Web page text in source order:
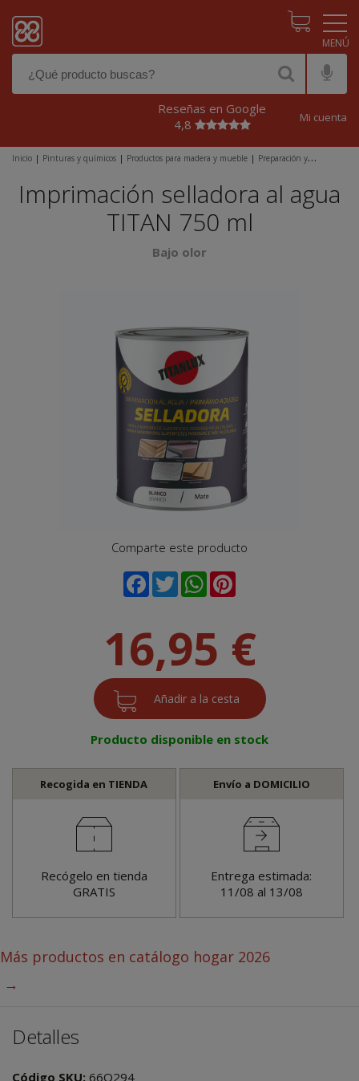
Reseñas en Google
4,8
Mi cuenta
Inicio | Pinturas y químicos | Productos para madera y mueble | Preparación y
Comparte este producto
Imprimación selladora al agua
TITAN 750 ml
Bajo olor
16,95 €
Producto disponible en stock
Recogida en TIENDA
Recógelo en tienda
GRATIS
Envío a DOMICILIO
Entrega estimada:
11/08 al 13/08
Más productos en catálogo hogar 2026
→
Detalles
Código SKU: 66Q294